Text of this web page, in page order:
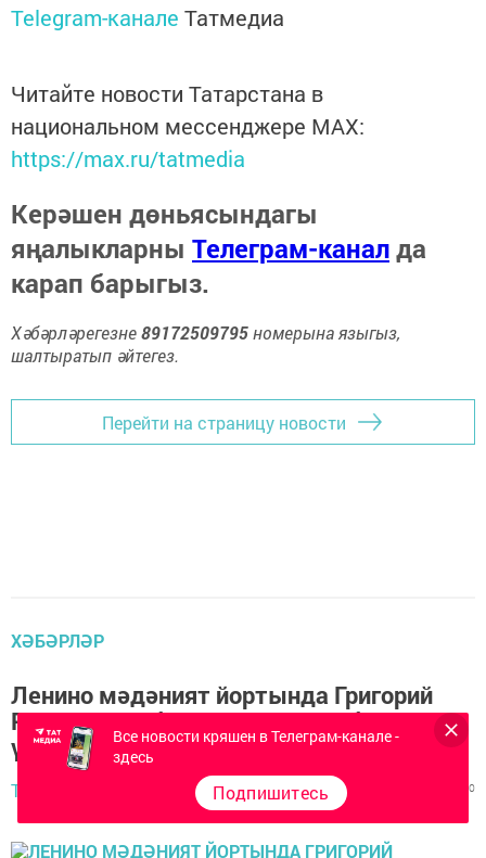
Telegram-канале Татмедиа
Читайте новости Татарстана в
национальном мессенджере MАХ:
https://max.ru/tatmedia
Керәшен дөньясындагы
яңалыкларны Телеграм-каналда
карап барыгыз.
Хәбәрләрегезне89172509795номерына языгыз,
шалтыратып әйтегез.
Перейти на страницу новости
ХӘБӘРЛӘР
Ленино мәдәният йортында Григорий
Родионовка багышланган әдәби кичә
үткәрелде
Туганайлар, 17 сентябрь 2022 - 08:03 0
Все новости кряшен в Телеграм-канале -
здесь
Подпишитесь